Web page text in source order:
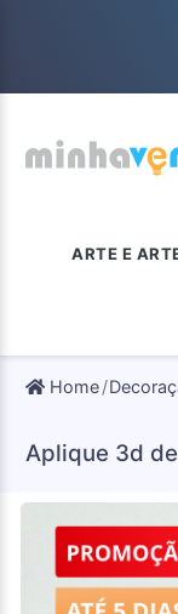
ARTE E
Home
Aplique 3d